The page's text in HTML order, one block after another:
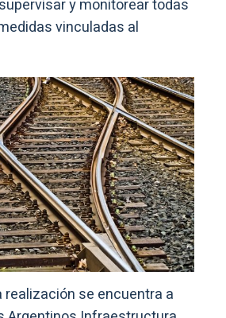
y monitorear todas
vinculadas al
realización se encuentra a